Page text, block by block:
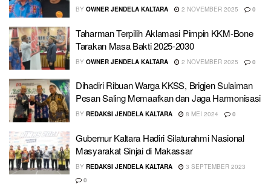
BY OWNER JENDELA KALTARA 2 NOVEMBER 2025 0
Taharman Terpilih Aklamasi Pimpin KKM-Bone
Tarakan Masa Bakti 2025-2030
BY OWNER JENDELA KALTARA 2 NOVEMBER 2025 0
Dihadiri Ribuan Warga KKSS, Brigjen Sulaiman
Pesan Saling Memaafkan dan Jaga Harmonisasi
BY REDAKSI JENDELA KALTARA 8 MEI 2024 0
Gubernur Kaltara Hadiri Silaturahmi Nasional
Masyarakat Sinjai di Makassar
BY REDAKSI JENDELA KALTARA
3 SEPTEMBER 2023
0